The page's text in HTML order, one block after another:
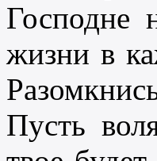
Господне
жизни в
Пусть